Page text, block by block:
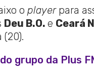
oplayerpara
Deu B.O.e Ceará
grupo da Plus